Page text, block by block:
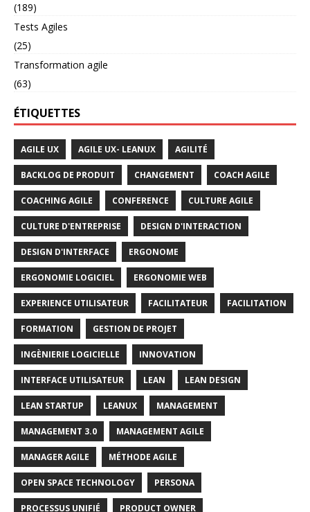
(189)
Tests Agiles
(25)
Transformation agile
(63)
ÉTIQUETTES
AGILE UX AGILE UX- LEANUX AGILITÉ
BACKLOG DE PRODUIT CHANGEMENT COACH AGILE
COACHING AGILE CONFERENCE CULTURE AGILE
CULTURE D'ENTREPRISE DESIGN D'INTERACTION
DESIGN D'INTERFACE ERGONOME
ERGONOMIE LOGICIEL ERGONOMIE WEB
EXPERIENCE UTILISATEUR FACILITATEUR FACILITATION
FORMATION GESTION DE PROJET
INGÈNIERIE LOGICIELLE INNOVATION
INTERFACE UTILISATEUR LEAN LEAN DESIGN
LEAN STARTUP LEANUX MANAGEMENT
MANAGEMENT 3.0 MANAGEMENT AGILE
MANAGER AGILE MÉTHODE AGILE
OPEN SPACE TECHNOLOGY PERSONA
PROCESSUS UNIFIÉ PRODUCT OWNER